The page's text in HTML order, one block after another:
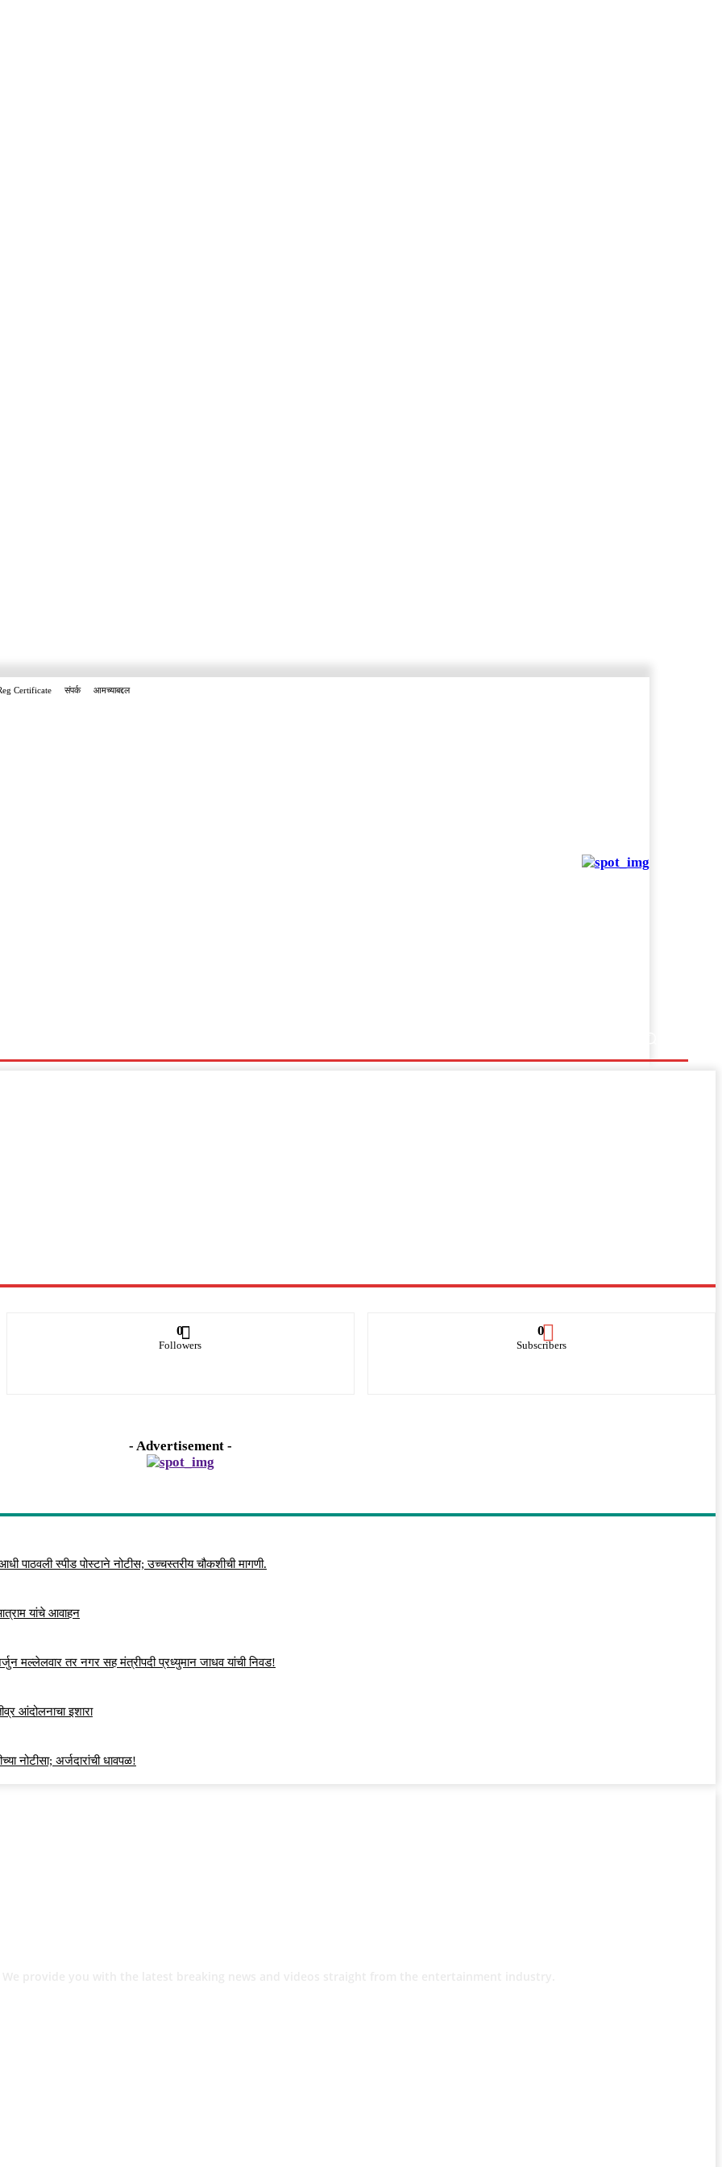
Certificate संपर्क आमच्याबद्दल
0
Followers
0
Subscribers
- Advertisement -
पाठवली स्पीड पोस्टाने नोटीस; उच्चस्तरीय चौकशीची मागणी.
यांचे आवाहन
मल्लेलवार तर नगर सह मंत्रीपदी प्रध्युमान जाधव यांची निवड!
आंदोलनाचा इशारा
नोटीसा; अर्जदारांची धावपळ!